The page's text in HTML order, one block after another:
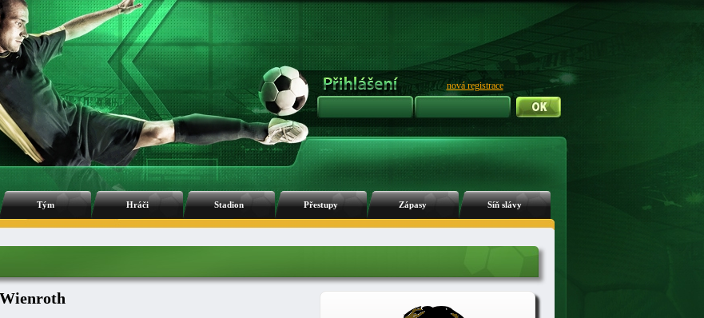
nová registrace
Tým Hráči Stadion Přestupy Zápasy Síň slávy